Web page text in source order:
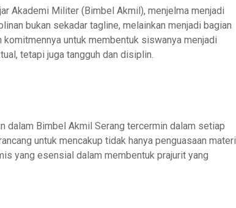
Akademi Militer (Bimbel Akmil), menjelma menjadi
bukan sekadar tagline, melainkan menjadi bagian
untuk membentuk siswanya menjadi
tetapi juga tangguh dan disiplin.
dalam Bimbel Akmil Serang tercermin dalam setiap
untuk mencakup tidak hanya penguasaan materi
yang esensial dalam membentuk prajurit yang